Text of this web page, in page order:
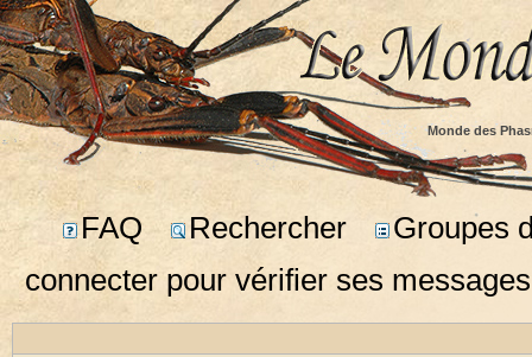
Monde des
FAQ Rechercher
Groupes
connecter pour vérifier ses